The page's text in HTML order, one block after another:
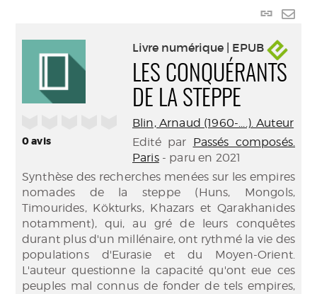
Lien
0avis
Livre numérique | EPUB
LES CONQUÉRANTS
DE LA STEPPE
Blin, Arnaud (1960-....). Auteur
Edité par Passés composés.
Paris- paru en 2021
Synthèse des recherches menées sur les empires
nomades de la steppe (Huns, Mongols,
Timourides, Kökturks, Khazars et Qarakhanides
notamment), qui, au gré de leurs conquêtes
durant plus d'un millénaire, ont rythmé la vie des
populations d'Eurasie et du Moyen-Orient.
L'auteur questionne la capacité qu'ont eue ces
peuples mal connus de fonder de tels empires,